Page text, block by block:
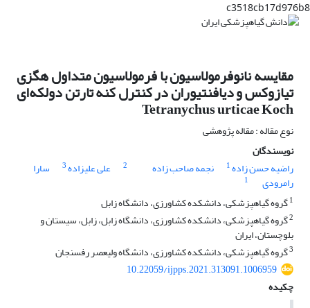
c3518cb17d976b8
مقایسه نانوفرمولاسیون با فرمولاسیون متداول هگزی
تیازوکس و دیافنتیوران در کنترل کنه تارتن دولکه‌ای
Tetranychus urticae Koch
نوع مقاله : مقاله پژوهشی
نویسندگان
راضیه حسن زاده1 نجمه صاحب زاده 2 علی علیزاده3 سارا
رامرودی
1
1گروه گیاهپزشکی، دانشکده کشاورزی، دانشگاه زابل
2گروه گیاهپزشکی، دانشکده کشاورزی، دانشگاه زابل، زابل، سیستان و
بلوچستان، ایران
3گروه گیاهپزشکی، دانشکده کشاورزی، دانشگاه ولیعصر رفسنجان
10.22059/ijpps.2021.313091.1006959
چکیده